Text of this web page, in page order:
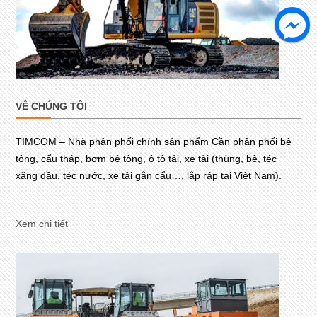
VỀ CHÚNG TÔI
TIMCOM – Nhà phân phối chính sản phẩm Cần phân phối bê
tông, cẩu tháp, bơm bê tông, ô tô tải, xe tải (thùng, bệ, téc
xăng dầu, téc nước, xe tải gắn cẩu…, lắp ráp tại Việt Nam).
Xem chi tiết